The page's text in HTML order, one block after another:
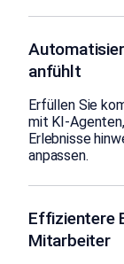
anfühlt
Erfüllen Sie
mit KI-
Erlebnisse
anpassen.
Effizientere
Mitarbeiter